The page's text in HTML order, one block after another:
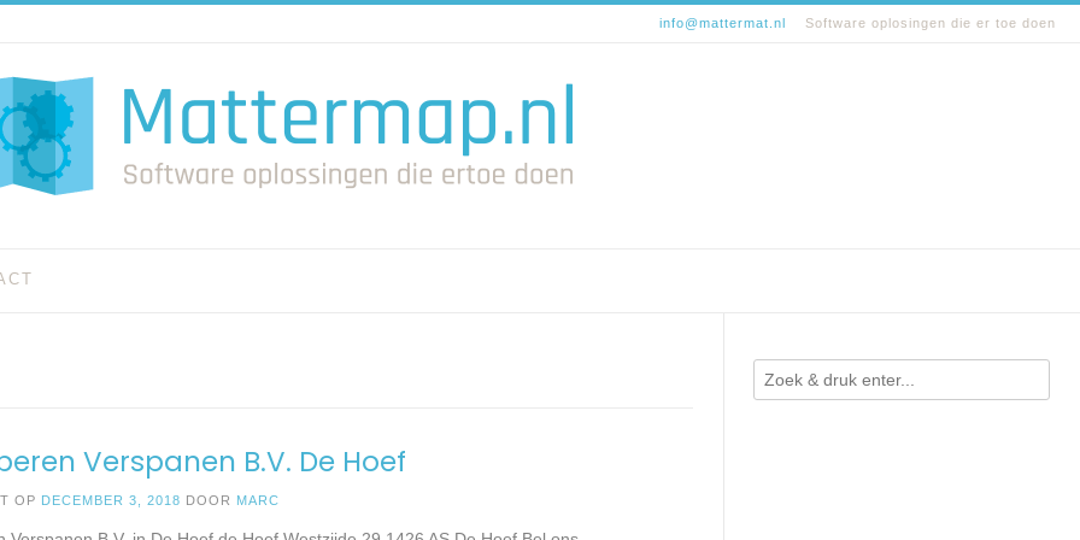
info@mattermat.nl Software oplosingen die er toe doen
Verspanen B.V. De Hoef
OP DECEMBER 3, 2018 DOOR MARC